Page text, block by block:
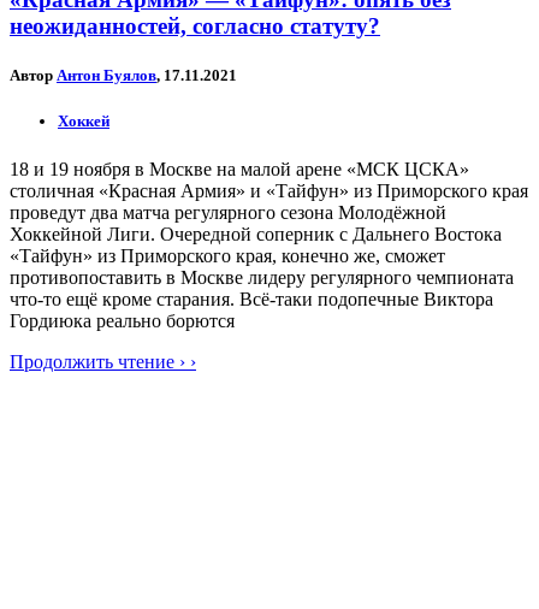
неожиданностей, согласно статуту?
Автор Антон Буялов, 17.11.2021
Хоккей
18 и 19 ноября в Москве на малой арене «МСК ЦСКА»
столичная «Красная Армия» и «Тайфун» из Приморского края
проведут два матча регулярного сезона Молодёжной
Хоккейной Лиги. Очередной соперник с Дальнего Востока
«Тайфун» из Приморского края, конечно же, сможет
противопоставить в Москве лидеру регулярного чемпионата
что-то ещё кроме старания. Всё-таки подопечные Виктора
Гордиюка реально борются
Продолжить чтение › ›